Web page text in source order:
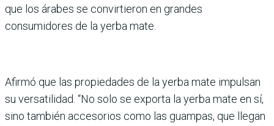
que los árabes se convirtieron en grandes
consumidores de la yerba mate.
Afirmó que las propiedades de la yerba mate impulsan
su versatilidad. “No solo se exporta la yerba mate en sí,
sino también accesorios como las guampas, que llegan